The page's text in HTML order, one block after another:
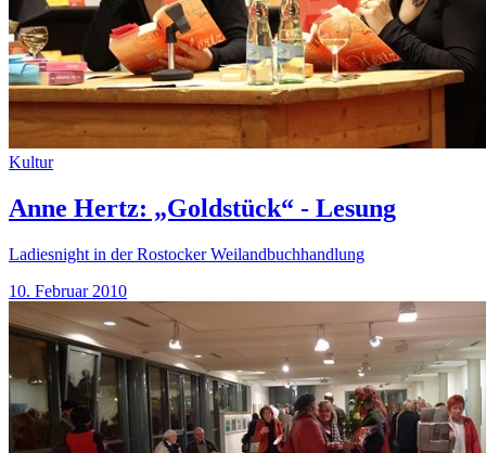
Kultur
Anne Hertz: „Goldstück“ - Lesung
Ladiesnight in der Rostocker Weilandbuchhandlung
10. Februar 2010